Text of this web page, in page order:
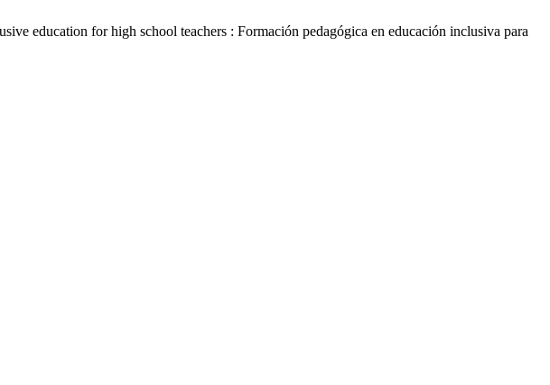
education for high school teachers : Formación pedagógica en educación inclusiva para